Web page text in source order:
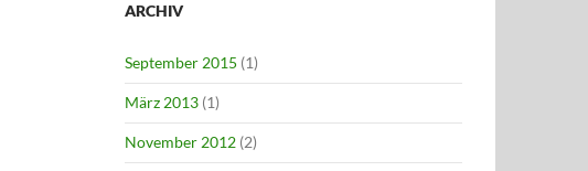
ARCHIV
September 2015 (1)
März 2013 (1)
November 2012 (2)